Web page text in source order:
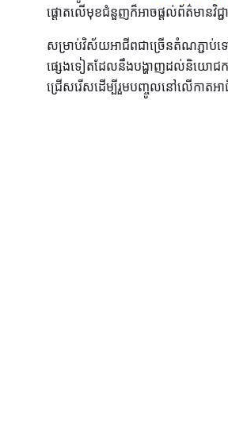
ផ្ដោតលើមុខជំនួញក៏អាចផ្តល់ព័ត៌មានវិជ្ជា
សម្រាប់វិស័យអាជីពជាច្រើនតំណភ្ជាប់ទ
ផ្សេងទៀតដែលនឹងបង្ហាញដល់និយោជក
ជ្រើសរើសដើម្បីរួមបញ្ចូលនៅលើកាតអា